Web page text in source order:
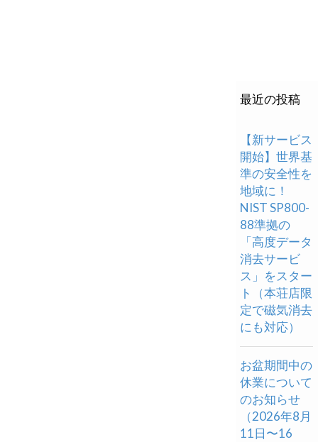
最近の投稿
【新サービス
開始】世界基
準の安全性を
地域に！
NIST SP800-
88準拠の
「高度データ
消去サービ
ス」をスター
ト（本荘店限
定で磁気消去
にも対応）
お盆期間中の
休業について
のお知らせ
（2026年8月
11日〜16